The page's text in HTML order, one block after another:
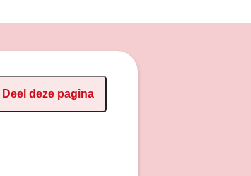
Deel deze pagina